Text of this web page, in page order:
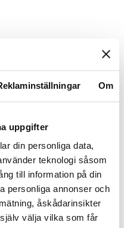
Om
uppgifter
din personliga data,
teknologi såsom
till information på din
personliga annonser och
åskådarinsikter
välja vilka som får